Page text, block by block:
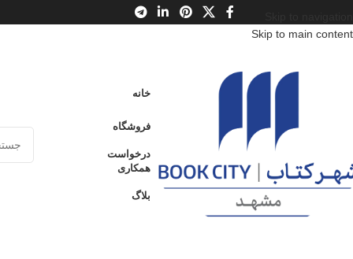
Skip to main content
خانه
فروشگاه
درخواست
همکاری
بلاگ